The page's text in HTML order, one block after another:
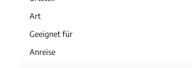
Art
Geeignet für
Anreise